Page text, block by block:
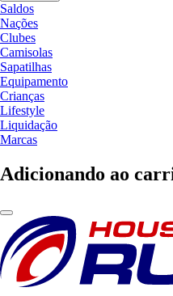
Saldos
Nações
Clubes
Camisolas
Sapatilhas
Equipamento
Crianças
Lifestyle
Liquidação
Marcas
Adicionando ao